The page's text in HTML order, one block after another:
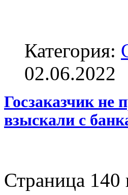
Категория:
02.06.2022
Госзаказчик не
взыскали с
Страница 140